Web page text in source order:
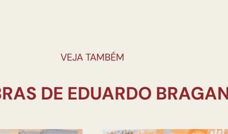
VEJA TAMBÉM